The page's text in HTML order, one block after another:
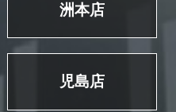
洲本店
児島店